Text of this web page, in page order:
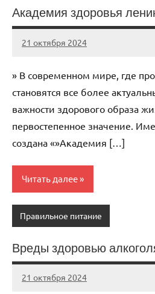
Академия здоровья
21 октября 2024
immo_navi_ru
Нет
» В современном мире, где
становятся все более
важности здорового образа
первостепенное значение.
создана «»Академия […]
Читать далее
Правильное питание
Вреды здоровью
21 октября 2024
immo_navi_ru
Нет